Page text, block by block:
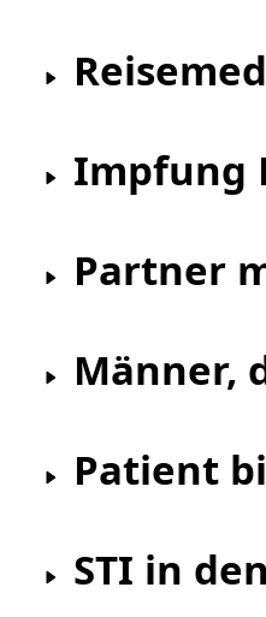
Impfung
Partner
Männer,
Patient
STI in